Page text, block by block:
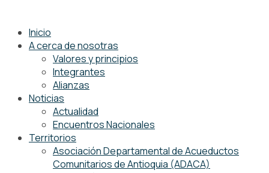
Inicio
A cerca de nosotras
Valores y principios
Integrantes
Alianzas
Noticias
Actualidad
Encuentros Nacionales
Territorios
Asociación Departamental de Acueductos
Comunitarios de Antioquia (ADACA)